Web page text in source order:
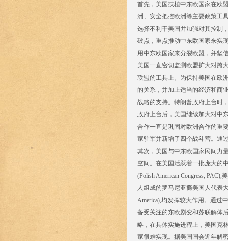
首先，美国扶植中东欧国家在欧
洲、安全把控欧洲等主要政策工
选择不利于美国并加强对其控制
破点，重点推动中东欧国家来实
用中东欧国家来分裂欧盟，并坚
美国一直密切监测欧盟扩大对跨
联盟的工具上。为保持美国在欧
的关系，并加上适当的经济和商
战略的支持。特朗普政府上台时
政府上台后，美国继续加大对中
合作一直是巩固对欧洲合作的重
家驻军并新增了四个战斗营。通
其次，美国与中东欧国家民间力
空间。在美国活跃着一批庞大的
(Polish American Congress,
人组成的罗马尼亚裔美国人代表
America),均发挥较大作用。通过
备受关注的东欧剧变和苏联解体
略，在具体实施进程上，美国克
家很难实现。据美国国会近年解